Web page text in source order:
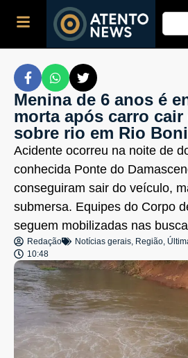
Menina de 6 anos é
morta após carro
sobre rio em Rio
Acidente ocorreu na noite de
conhecida Ponte do
conseguiram sair do veículo,
submersa. Equipes do Corpo
seguem mobilizadas nas
Redação Notícias gerais, Região,
10:48